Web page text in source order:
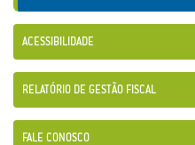
ACESSIBILIDADE
RELATÓRIO DE GESTÃO FISCAL
FALE CONOSCO